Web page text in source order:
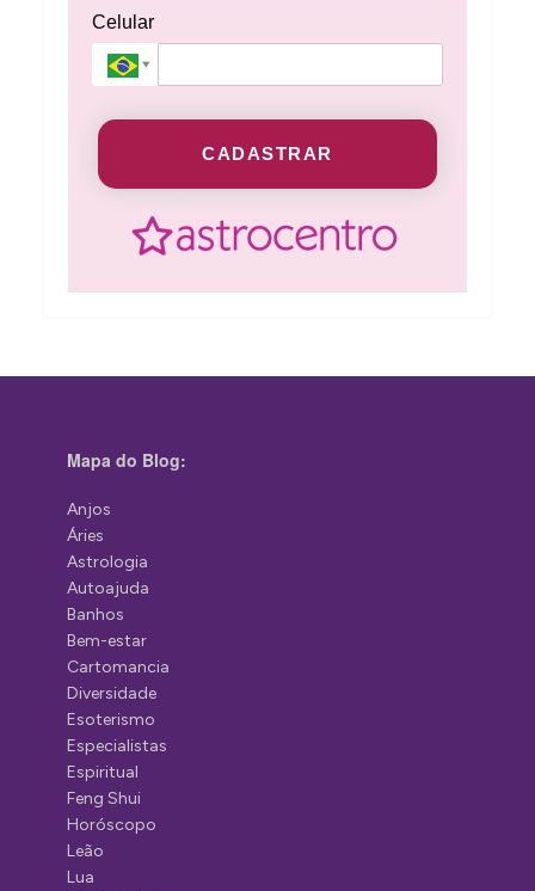
Celular
CADASTRAR
Mapa do Blog:
Anjos
Áries
Astrologia
Autoajuda
Banhos
Bem-estar
Cartomancia
Diversidade
Esoterismo
Especialistas
Espiritual
Feng Shui
Horóscopo
Leão
Lua